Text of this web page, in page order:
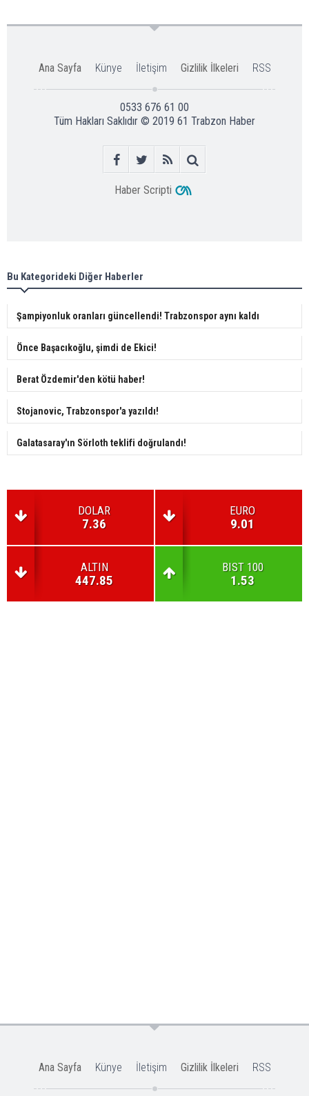
Ana Sayfa Künye İletişim Gizlilik İlkeleri RSS
0533 676 61 00
Tüm Hakları Saklıdır © 2019 61 Trabzon Haber
Haber Scripti
Bu Kategorideki Diğer Haberler
Şampiyonluk oranları güncellendi! Trabzonspor aynı kaldı
Önce Başacıkoğlu, şimdi de Ekici!
Berat Özdemir'den kötü haber!
Stojanovic, Trabzonspor'a yazıldı!
Galatasaray'ın Sörloth teklifi doğrulandı!
DOLAR
7.36
EURO
9.01
ALTIN
447.85
BIST 100
1.53
Ana Sayfa Künye İletişim Gizlilik İlkeleri RSS